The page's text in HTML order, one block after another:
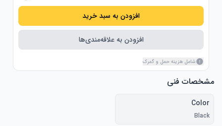
افزودن به سبد خرید
افزودن به علاقه‌مندی‌ها
شامل هزینه حمل و گمرک
مشخصات فنی
Color
Black